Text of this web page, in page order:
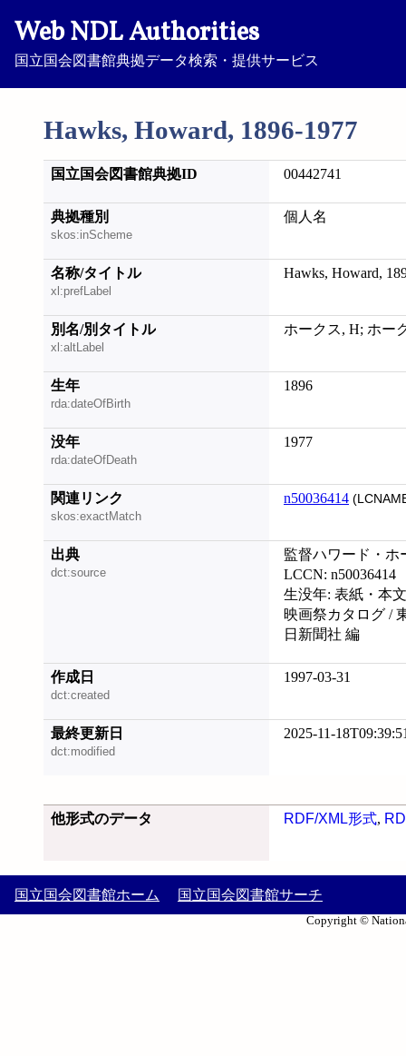
Web NDL Authorities
国立国会図書館典拠データ検索・提供サービス
Hawks, Howard, 1896-1977
国立国会図書館典拠ID 00442741
典拠種別
skos:inScheme
個人名
名称/タイトル
xl:prefLabel
Hawks, Howard,
別名/別タイトル
xl:altLabel
ホークス, H; ホー
生年
rda:dateOfBirth
1896
没年
rda:dateOfDeath
1977
関連リンク
skos:exactMatch
n50036414
出典
dct:source
監督ハワード・ホ
LCCN: n50036414
生没年: 表紙・本
映画祭カタログ /
日新聞社 編
作成日
dct:created
1997-03-31
最終更新日
dct:modified
2025-11-
他形式のデータ RDF/XML形式,
国立国会図書館ホーム 国立国会図書館サーチ
Copyright ©